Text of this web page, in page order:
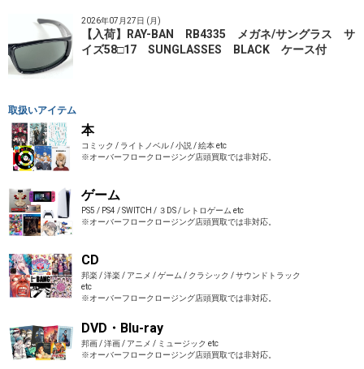
2026年07月27日 (月)
【入荷】RAY-BAN RB4335 メガネ/サングラス サ
イズ58□17 SUNGLASSES BLACK ケース付
取扱いアイテム
本
コミック / ライトノベル / 小説 / 絵本 etc
※オーバーフロークロージング店頭買取では非対応。
ゲーム
PS5 / PS4 / SWITCH / ３DS / レトロゲーム etc
※オーバーフロークロージング店頭買取では非対応。
CD
邦楽 / 洋楽 / アニメ / ゲーム / クラシック / サウンドトラック
etc
※オーバーフロークロージング店頭買取では非対応。
DVD・Blu-ray
邦画 / 洋画 / アニメ / ミュージック etc
※オーバーフロークロージング店頭買取では非対応。